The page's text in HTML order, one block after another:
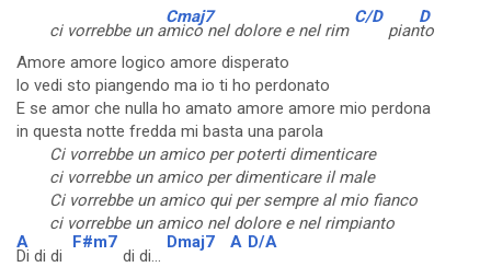
ci vorrebbe un a
Cmaj7
mico nel dolore e nel rim
C/D
pian
D
to
Amore amore logico amore disperato
lo vedi sto piangendo ma io ti ho perdonato
E se amor che nulla ho amato amore amore mio perdona
in questa notte fredda mi basta una parola
Ci vorrebbe un amico per poterti dimenticare
ci vorrebbe un amico per dimenticare il male
Ci vorrebbe un amico qui per sempre al mio fianco
ci vorrebbe un amico nel dolore e nel rimpianto
A
Di di di
F#m7
di di...
Dmaj7 A D/A